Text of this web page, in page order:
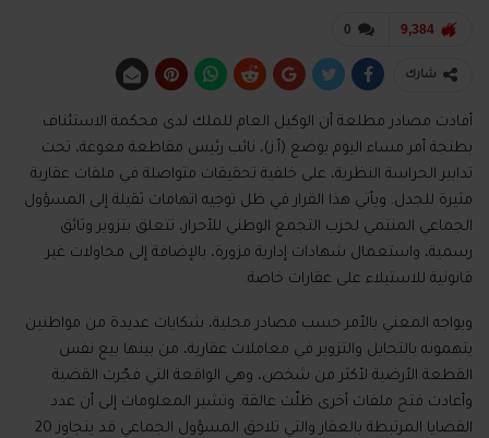
0 9,384
شارك
أفادت مصادر مطلعة أن الوكيل العام للملك لدى محكمة الاستئناف
بطنجة أمر مساء اليوم بوضع (أ.ز)، نائب رئيس مقاطعة مغوغة، تحت
تدابير الحراسة النظرية، على خلفية تحقيقات متواصلة في ملفات عقارية
مثيرة للجدل. ويأتي هذا القرار في ظل توجيه اتهامات ثقيلة إلى المسؤول
الجماعي المنتمي لحزب التجمع الوطني للأحرار، تتعلق بتزوير وثائق
رسمية، واستعمال شهادات إدارية مزورة، بالإضافة إلى محاولات غير
قانونية للاستيلاء على عقارات خاصة.
ويواجه المعني بالأمر حسب مصادر محلية، شكايات عديدة من مواطنين
يتهمونه بالتحايل والتزوير في معاملات عقارية، من بينها بيع نفس
القطعة الأرضية لأكثر من شخص، وهي الواقعة التي فجّرت القضية
وأعادت فتح ملفات أخرى ظلّت عالقة. وتشير المعلومات إلى أن عدد
القضايا المرتبطة بالعقار والتي تلاحق المسؤول الجماعي قد يتجاوز 20